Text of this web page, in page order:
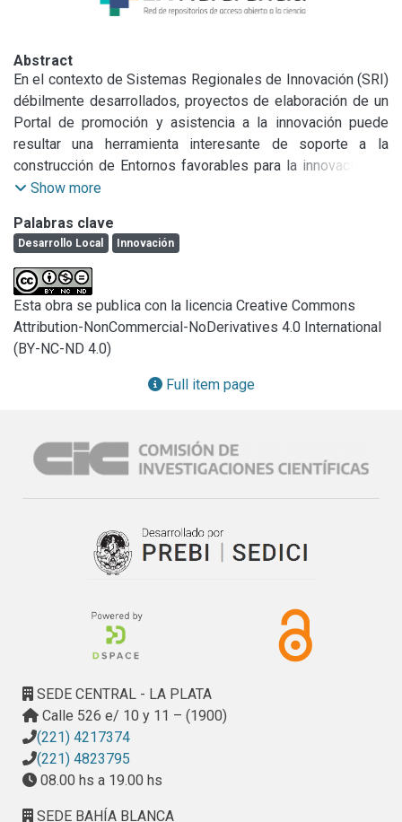
Abstract
En el contexto de Sistemas Regionales de Innovación (SRI)
débilmente desarrollados, proyectos de elaboración de un
Portal de promoción y asistencia a la innovación puede
resultar una herramienta interesante de soporte a la
construcción de Entornos favorables para la innovación. El
Portal Regional de Innovación-InnoVar (InnoVar-PRI) de la
de Zamora (FI-UNLZ) plantea como objetivo, la generación
de un “Nuevo Punto de Encuentro”, un “Nuevo Espacio de
Interacción” entre los actores esenciales del SRI. Los
resultados del PRI se pueden visualizar como la creación
de un espacio real/virtual, capaz de generar, clasificar,
acumular y difundir conocimiento relacionado con el
desarrollo efectivo de la innovación, basando su
potencialidad en las posibilidades de incrementar las
lógica de “Depósito o Biblioteca Tecnológica”, persiguiendo
finalmente una mejoría en la “Capacidad Relacional” y la
Micro-Innovación regional (sobre actores individuales del
SRI). Macro-Innovación: instalación social de la temática
innovación; definición/dinamización Actores-Estructuras-
Capacidad Eslabonamiento-innovación. Micro-Innovación:
Empresas, diseño de estrategias y toma de decisiones
tecnológicas, herramientas para la mejora continua, los
innovación; Instituciones de Gobierno, en el desarrollo de
políticas e instrumentos de actuación; Universidad, para el
enfoque de sus líneas de investigación, formación,
extensión, vinculación y transferencia.
Show more
Palabras clave
Desarrollo Local Innovación
Esta obra se publica con la licencia Creative Commons
Attribution-NonCommercial-NoDerivatives 4.0 International
(BY-NC-ND 4.0)
Full item page
SEDE CENTRAL - LA PLATA
Calle 526 e/ 10 y 11 – (1900)
(221) 4217374
(221) 4823795
08.00 hs a 19.00 hs
SEDE BAHÍA BLANCA